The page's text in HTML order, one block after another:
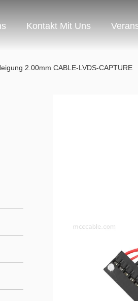
Kontakt Mit Uns
2.00mm CABLE-LVDS-CAPTURE